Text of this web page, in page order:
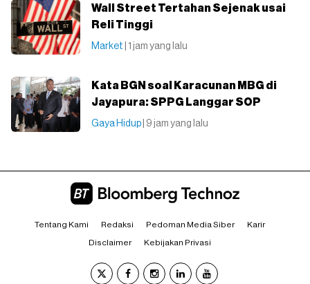
Wall Street Tertahan Sejenak usai
Reli Tinggi
Market | 1 jam yang lalu
Kata BGN soal Karacunan MBG di
Jayapura: SPPG Langgar SOP
Gaya Hidup | 9 jam yang lalu
Tentang Kami Redaksi Pedoman Media Siber Karir
Disclaimer Kebijakan Privasi